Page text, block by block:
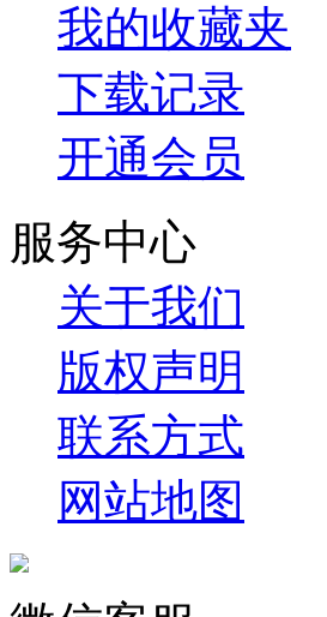
我的收藏夹
下载记录
开通会员
服务中心
关于我们
版权声明
联系方式
网站地图